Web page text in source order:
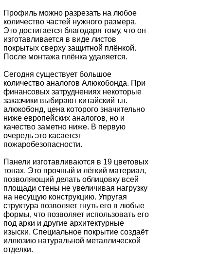
Профиль можно разрезать на любое
количество частей нужного размера.
Это достигается благодаря тому, что он
изготавливается в виде листов
покрытых сверху защитной плёнкой.
После монтажа плёнка удаляется.
Сегодня существует большое
количество аналогов Алюкобонда. При
финансовых затруднениях некоторые
заказчики выбирают китайский т.н.
алюкобонд, цена которого значительно
ниже европейских аналогов, но и
качество заметно ниже. В первую
очередь это касается
пожаробезопасности.
Панели изготавливаются в 19 цветовых
тонах. Это прочный и лёгкий материал,
позволяющий делать облицовку всей
площади стены не увеличивая нагрузку
на несущую конструкцию. Упругая
структура позволяет гнуть его в любые
формы, что позволяет использовать его
под арки и другие архитектурные
изыски. Специальное покрытие создаёт
иллюзию натуральной металлической
отделки.